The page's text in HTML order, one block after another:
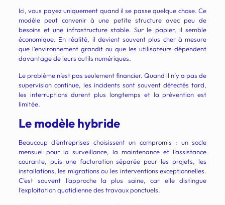
Ici, vous payez uniquement quand il se passe quelque chose. Ce
modèle peut convenir à une petite structure avec peu de
besoins et une infrastructure stable. Sur le papier, il semble
économique. En réalité, il devient souvent plus cher à mesure
que l’environnement grandit ou que les utilisateurs dépendent
davantage de leurs outils numériques.
Le problème n’est pas seulement financier. Quand il n’y a pas de
supervision continue, les incidents sont souvent détectés tard,
les interruptions durent plus longtemps et la prévention est
limitée.
Le modèle hybride
Beaucoup d’entreprises choisissent un compromis : un socle
mensuel pour la surveillance, la maintenance et l’assistance
courante, puis une facturation séparée pour les projets, les
installations, les migrations ou les interventions exceptionnelles.
C’est souvent l’approche la plus saine, car elle distingue
l’exploitation quotidienne des travaux ponctuels.